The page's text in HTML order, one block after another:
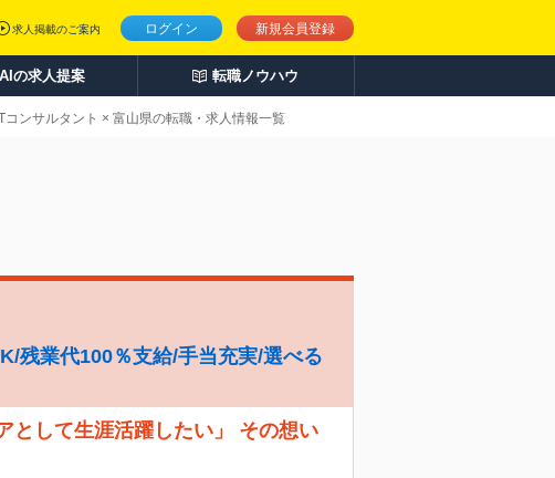
ログイン 新規会員登録
求人掲載のご案内
AIの求人提案 転職ノウハウ
コンサルタント × 富山県の転職・求人情報一覧
残業代100％支給/手当充実/選べる
として生涯活躍したい」 その想い